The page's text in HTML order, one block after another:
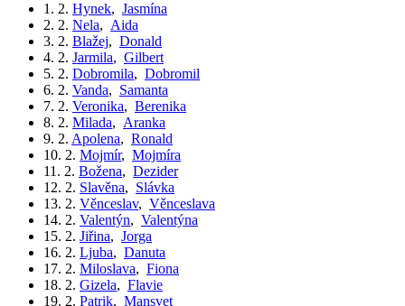
1. 2. Hynek, Jasmína
2. 2. Nela, Aida
3. 2. Blažej, Donald
4. 2. Jarmila, Gilbert
5. 2. Dobromila, Dobromil
6. 2. Vanda, Samanta
7. 2. Veronika, Berenika
8. 2. Milada, Aranka
9. 2. Apolena, Ronald
10. 2. Mojmír, Mojmíra
11. 2. Božena, Dezider
12. 2. Slavěna, Slávka
13. 2. Věnceslav, Věnceslava
14. 2. Valentýn, Valentýna
15. 2. Jiřina, Jorga
16. 2. Ljuba, Danuta
17. 2. Miloslava, Fiona
18. 2. Gizela, Flavie
19. 2. Patrik, Mansvet